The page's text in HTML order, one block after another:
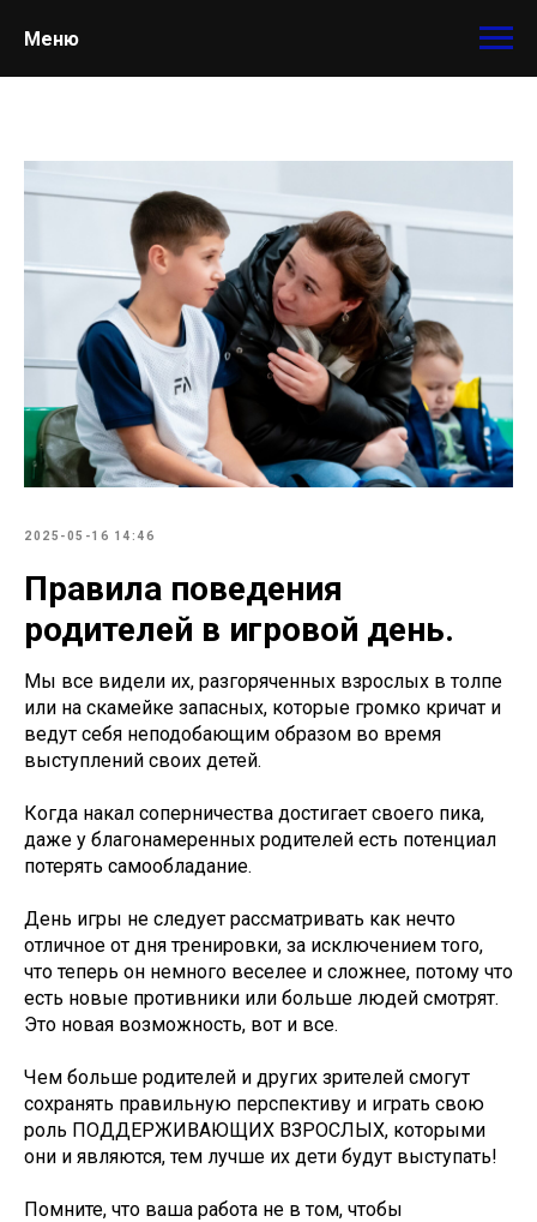
Меню
2025-05-16 14:46
Правила поведения
родителей в игровой день.
Мы все видели их, разгоряченных взрослых в толпе
или на скамейке запасных, которые громко кричат и
ведут себя неподобающим образом во время
выступлений своих детей.
Когда накал соперничества достигает своего пика,
даже у благонамеренных родителей есть потенциал
потерять самообладание.
День игры не следует рассматривать как нечто
отличное от дня тренировки, за исключением того,
что теперь он немного веселее и сложнее, потому что
есть новые противники или больше людей смотрят.
Это новая возможность, вот и все.
Чем больше родителей и других зрителей смогут
сохранять правильную перспективу и играть свою
роль ПОДДЕРЖИВАЮЩИХ ВЗРОСЛЫХ, которыми
они и являются, тем лучше их дети будут выступать!
Помните, что ваша работа не в том, чтобы